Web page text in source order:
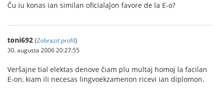
Ĉu iu konas ian similan oficialaĵon favore de la E-o?
toni692 (Zobraziť profil)
30. augusta 2006 20:27:55
Verŝajne tial elektas denove ĉiam plu multaj homoj la facilan
E-on, kiam ili necesas lingvoekzamenon ricevi ian diplomon.